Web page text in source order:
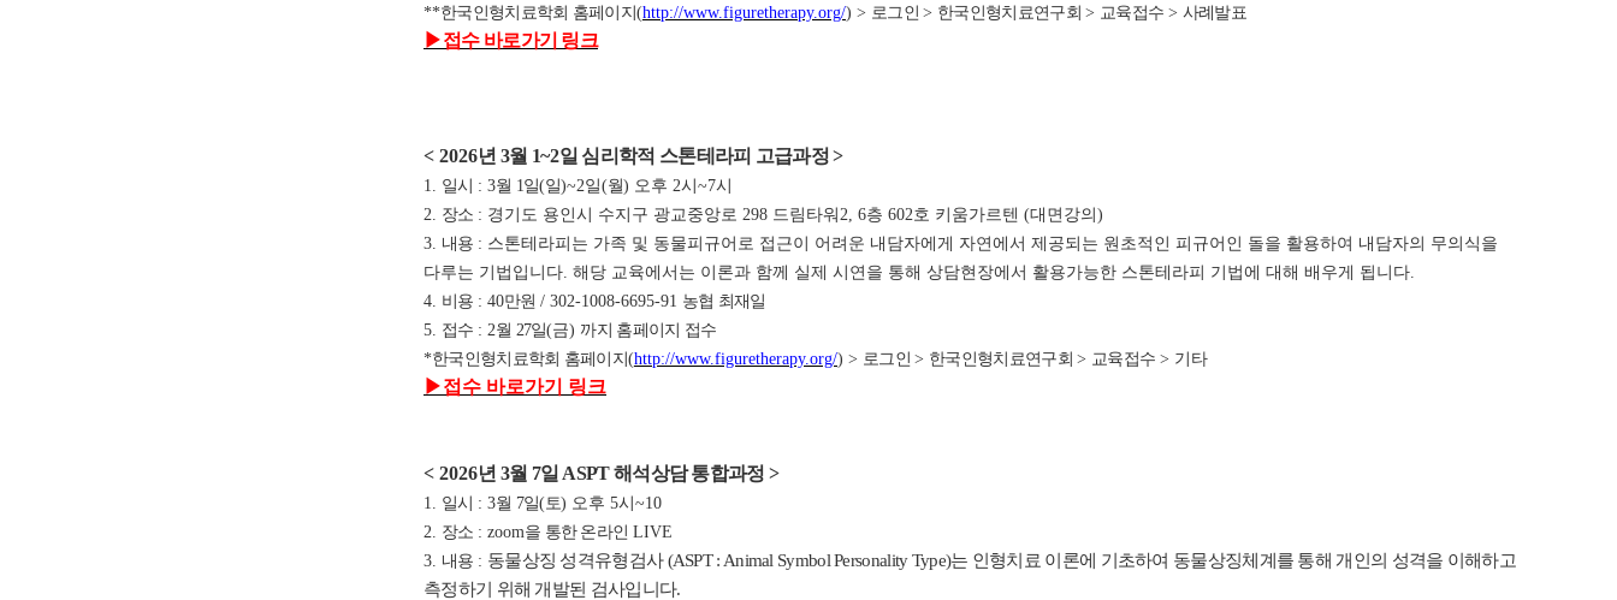
**한국인형치료학회 홈페이지(http://www.figuretherapy.org/) > 로그인> 한국인형치료연구회> 교육접수 > 사례발표
▶접수 바로가기 링크
< 2026년 3월 1~2일 심리학적 스톤테라피 고급과정>
1. 일시 : 3월 1일(일)~2일(월) 오후 2시~7시
2. 장소 : 경기도 용인시 수지구 광교중앙로 298 드림타워2, 6층 602호 키움가르텐 (대면강의)
3. 내용 : 스톤테라피는 가족 및 동물피규어로 접근이 어려운 내담자에게 자연에서 제공되는 원초적인 피규어인 돌을 활용하여 내담자의 무의식을
다루는 기법입니다. 해당 교육에서는 이론과 함께 실제 시연을 통해 상담현장에서 활용가능한 스톤테라피 기법에 대해 배우게 됩니다.
4. 비용 : 40만원 / 302-1008-6695-91 농협 최재일
5. 접수 : 2월 27일(금) 까지 홈페이지 접수
*한국인형치료학회 홈페이지(http://www.figuretherapy.org/) > 로그인> 한국인형치료연구회> 교육접수 > 기타
▶접수 바로가기 링크
< 2026년 3월 7일 ASPT 해석상담 통합과정 >
1. 일시 : 3월 7일(토) 오후 5시~10
2. 장소 : zoom을 통한 온라인 LIVE
3. 내용 : 동물상징 성격유형검사 (ASPT : Animal Symbol Personality Type)는 인형치료 이론에 기초하여 동물상징체계를 통해 개인의 성격을 이해하고
측정하기 위해 개발된 검사입니다.